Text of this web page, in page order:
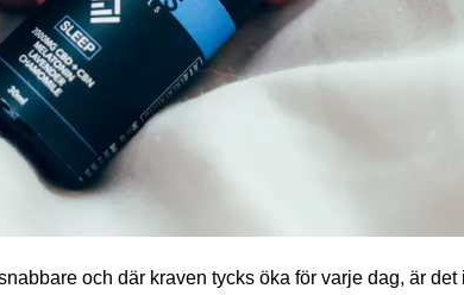
och där kraven tycks öka för varje dag, är